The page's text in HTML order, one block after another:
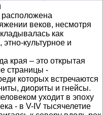
расположена
веков, несмотря
как
культурное и
края – это открытая
страницы -
которых встречаются
диориты и гнейсы.
уходит в эпоху
- в V-IV тысячелетие